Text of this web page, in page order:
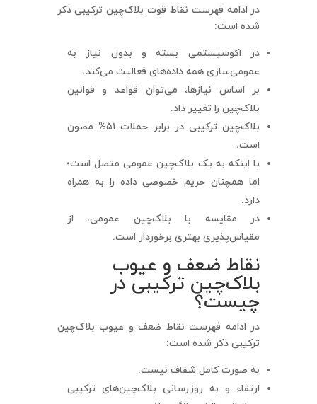
در ادامه فهرست نقاط قوت بلاک‌چین ترکیبی ذکر
شده است:
در اکوسیستمی بسته و بدون نیاز به
عمومی‌سازی همه داده‌های فعالیت می‌کند.
بر اساس نیازها، می‌توان قواعد و قوانین
بلاک‌چین را تغییر داد.
بلاک‌چین ترکیبی در برابر حملات ۵۱% مصون
است.
با اینکه به یک بلاک‌چین عمومی متصل است؛
اما همچنان حریم خصوصی داده را به همراه
دارد.
در مقایسه با بلاک‌چین عمومی، از
مقیاس‌پذیری بهتری برخوردار است.
نقاط ضعف و عیوب
بلاک‌چین ترکیبی در
چیست؟
در ادامه فهرست نقاط ضعف و عیوب بلاک‌چین
ترکیبی ذکر شده است:
به صورت کامل شفاف نیست.
ارتقاء و به روزرسانی بلاک‌چین‌های ترکیبی